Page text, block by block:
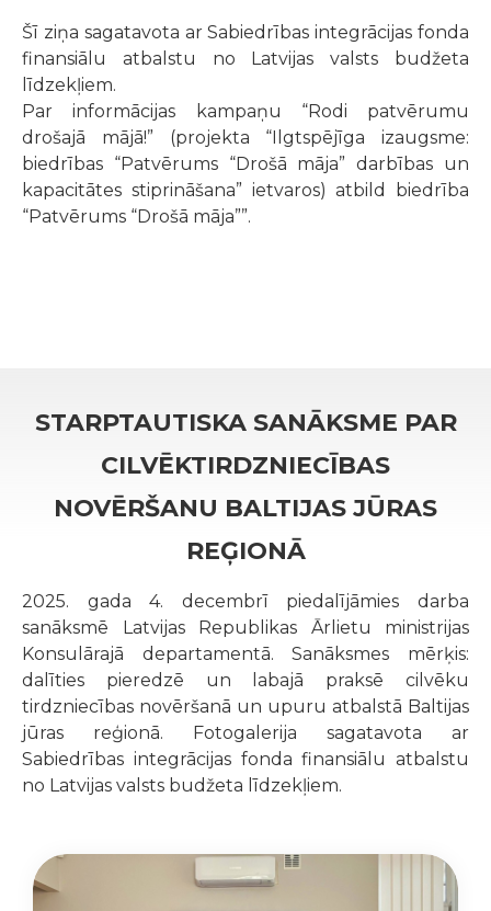
Šī ziņa sagatavota ar Sabiedrības integrācijas fonda
finansiālu atbalstu no Latvijas valsts budžeta
līdzekļiem.
Par informācijas kampaņu “Rodi patvērumu
drošajā mājā!” (projekta “Ilgtspējīga izaugsme:
biedrības “Patvērums “Drošā māja” darbības un
kapacitātes stiprināšana” ietvaros) atbild biedrība
“Patvērums “Drošā māja””.
STARPTAUTISKA SANĀKSME PAR
CILVĒKTIRDZNIECĪBAS
NOVĒRŠANU BALTIJAS JŪRAS
REĢIONĀ
2025. gada 4. decembrī piedalījāmies darba
sanāksmē Latvijas Republikas Ārlietu ministrijas
Konsulārajā departamentā. Sanāksmes mērķis:
dalīties pieredzē un labajā praksē cilvēku
tirdzniecības novēršanā un upuru atbalstā Baltijas
jūras reģionā. Fotogalerija sagatavota ar
Sabiedrības integrācijas fonda finansiālu atbalstu
no Latvijas valsts budžeta līdzekļiem.